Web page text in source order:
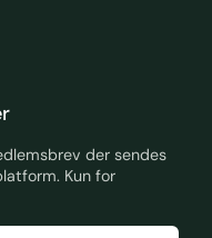
der sendes
Kun for